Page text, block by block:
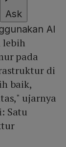
Ask
AI
lebih
pada
di
baik,
ujarnya
Satu